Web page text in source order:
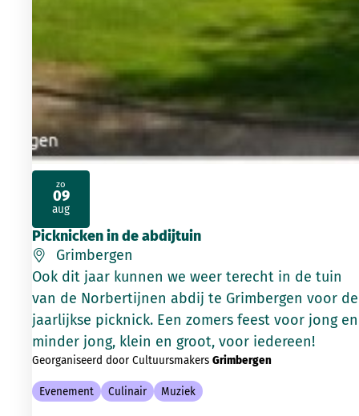
Picknicken in de abdijtuin
Grimbergen
Ook dit jaar kunnen we weer terecht in de tuin
van de Norbertijnen abdij te Grimbergen voor de
jaarlijkse picknick. Een zomers feest voor jong en
minder jong, klein en groot, voor iedereen!
Georganiseerd door Cultuursmakers Grimbergen
Evenement Culinair Muziek
zo
09
aug
2026